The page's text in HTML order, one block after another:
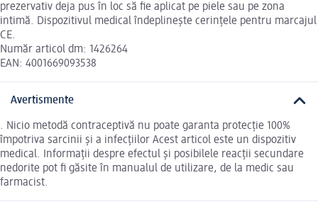
prezervativ deja pus în loc să fie aplicat pe piele sau pe zona
intimă. Dispozitivul medical îndeplinește cerințele pentru marcajul
CE.
Număr articol dm: 1426264
EAN: 4001669093538
Avertismente
. Nicio metodă contraceptivă nu poate garanta protecție 100%
împotriva sarcinii și a infecțiilor Acest articol este un dispozitiv
medical. Informații despre efectul și posibilele reacții secundare
nedorite pot fi găsite în manualul de utilizare, de la medic sau
farmacist.